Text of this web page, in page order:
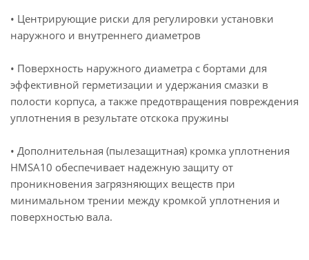
• Центрирующие риски для регулировки установки
наружного и внутреннего диаметров
• Поверхность наружного диаметра с бортами для
эффективной герметизации и удержания смазки в
полости корпуса, а также предотвращения повреждения
уплотнения в результате отскока пружины
• Дополнительная (пылезащитная) кромка уплотнения
HMSA10 обеспечивает надежную защиту от
проникновения загрязняющих веществ при
минимальном трении между кромкой уплотнения и
поверхностью вала.